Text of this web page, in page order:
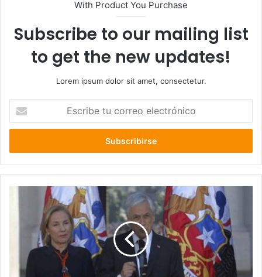
With Product You Purchase
Subscribe to our mailing list
to get the new updates!
Lorem ipsum dolor sit amet, consectetur.
correo
Presidente
promulga
segundo
retiro